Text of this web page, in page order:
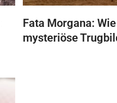
Fata Morgana:
mysteriöse